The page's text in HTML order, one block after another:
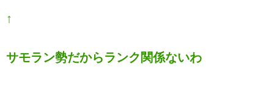
↑
サモラン勢だからランク関係ないわ